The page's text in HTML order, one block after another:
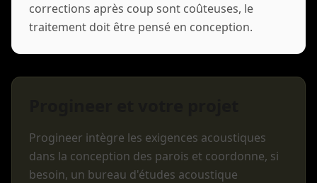
corrections après coup sont coûteuses, le
traitement doit être pensé en conception.
Progineer intègre les exigences acoustiques
dans la conception des parois et coordonne, si
besoin, un bureau d'études acoustique